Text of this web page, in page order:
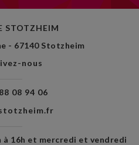
STOTZHEIM
- 67140 Stotzheim
nous
08 94 06
à 16h et mercredi et vendredi